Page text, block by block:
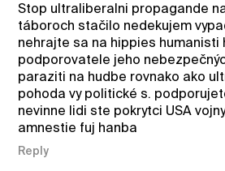
Stop ultraliberalni propagande
táboroch stačilo nedekujem
nehrajte sa na hippies humanisti
podporovatele jeho
paraziti na hudbe rovnako ako
pohoda vy politické s.
nevinne lidi ste pokrytci USA
amnestie fuj hanba
Reply